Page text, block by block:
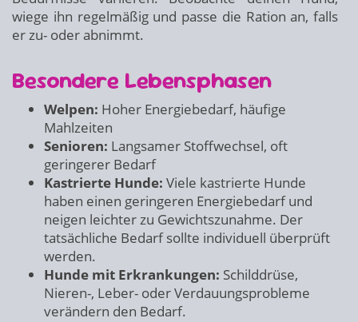
wiege ihn regelmäßig und passe die Ration an, falls
er zu- oder abnimmt.
Besondere Lebensphasen
Welpen: Hoher Energiebedarf, häufige
Mahlzeiten
Senioren: Langsamer Stoffwechsel, oft
geringerer Bedarf
Kastrierte Hunde: Viele kastrierte Hunde
haben einen geringeren Energiebedarf und
neigen leichter zu Gewichtszunahme. Der
tatsächliche Bedarf sollte individuell überprüft
werden.
Hunde mit Erkrankungen: Schilddrüse,
Nieren-, Leber- oder Verdauungsprobleme
verändern den Bedarf.